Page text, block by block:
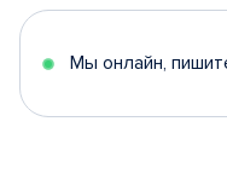
Мы онлайн,